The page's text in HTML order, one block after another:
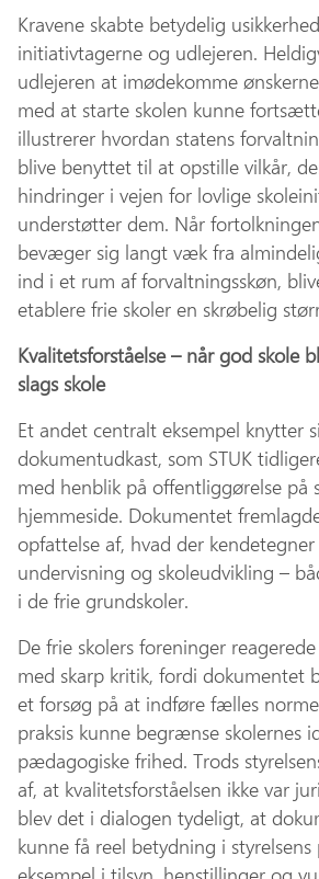
Kravene skabte betydelig
initiativtagerne og udlejeren.
udlejeren at imødekomme
med at starte skolen kunne
illustrerer hvordan statens
blive benyttet til at opstille vilkår,
hindringer i vejen for lovlige
understøtter dem. Når
bevæger sig langt væk fra
ind i et rum af forvaltningsskøn,
etablere frie skoler en skrøbelig
Kvalitetsforståelse – når god skole
slags skole
Et andet centralt eksempel knytter
dokumentudkast, som STUK
med henblik på offentliggørelse på
hjemmeside. Dokumentet
opfattelse af, hvad der
undervisning og skoleudvikling –
i de frie grundskoler.
De frie skolers foreninger
med skarp kritik, fordi dokumentet
et forsøg på at indføre fælles
praksis kunne begrænse skolernes
pædagogiske frihed. Trods
af, at kvalitetsforståelsen ikke var
blev det i dialogen tydeligt, at
kunne få reel betydning i styrelsens